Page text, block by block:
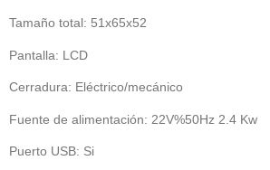
Tamaño total: 51x65x52
Pantalla: LCD
Cerradura: Eléctrico/mecánico
Fuente de alimentación: 22V%50Hz 2.4 Kw
Puerto USB: Si